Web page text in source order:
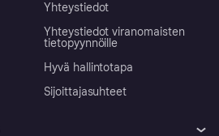
Yhteystiedot
Yhteystiedot viranomaisten
tietopyynnöille
Hyvä hallintotapa
Sijoittajasuhteet